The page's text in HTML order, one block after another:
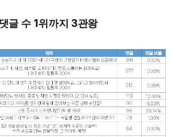
글 수 1위까지 3관왕